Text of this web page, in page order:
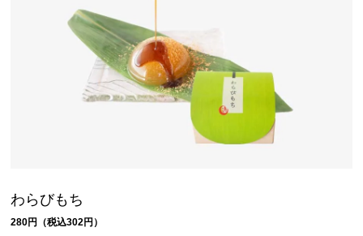
わらびもち
280円（税込302円）